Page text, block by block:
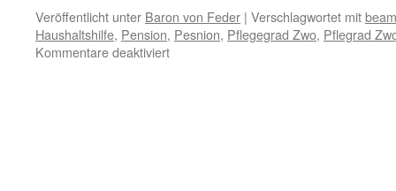
Veröffentlicht unter Baron von Feder | Verschlagwortet mit
Haushaltshilfe, Pension, Pesnion, Pflegegrad Zwo, Pflegrad
Kommentare deaktiviertfür